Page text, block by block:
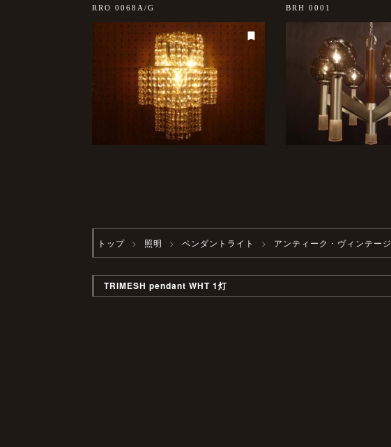
RRO 0068A/G BRH 0001
トップ 照明 ペンダントライト アンティーク・ヴィンテージ
TRIMESH pendant WHT 1灯